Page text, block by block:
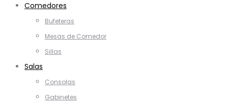
Comedores
Bufeteras
Mesas de Comedor
Sillas
Salas
Consolas
Gabinetes